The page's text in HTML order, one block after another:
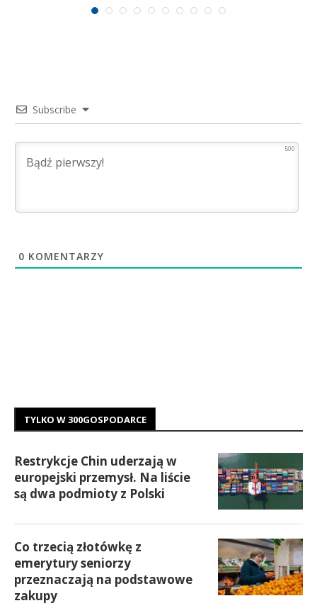
Subscribe
500
0 KOMENTARZY
TYLKO W 300GOSPODARCE
Restrykcje Chin uderzają w
europejski przemysł. Na liście
są dwa podmioty z Polski
Co trzecią złotówkę z
emerytury seniorzy
przeznaczają na podstawowe
zakupy